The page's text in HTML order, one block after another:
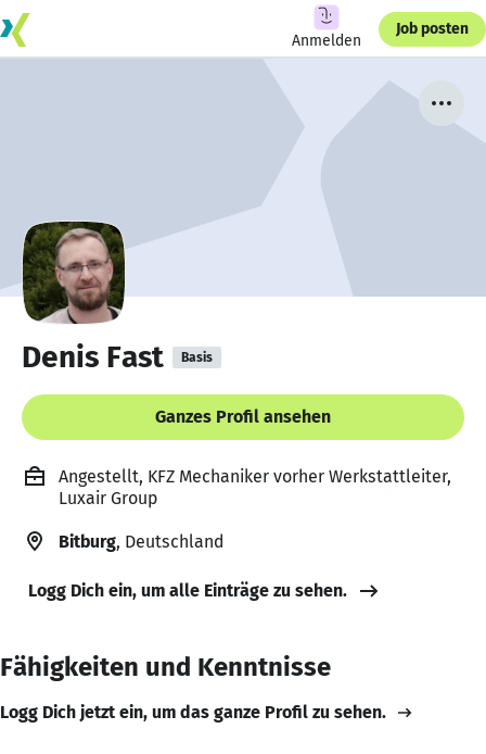
Anmelden
Job posten
Denis Fast Basis
Ganzes Profil ansehen
Angestellt, KFZ Mechaniker vorher Werkstattleiter,
Luxair Group
Bitburg, Deutschland
Logg Dich ein, um alle Einträge zu sehen.
Fähigkeiten und Kenntnisse
Logg Dich jetzt ein, um das ganze Profil zu sehen.